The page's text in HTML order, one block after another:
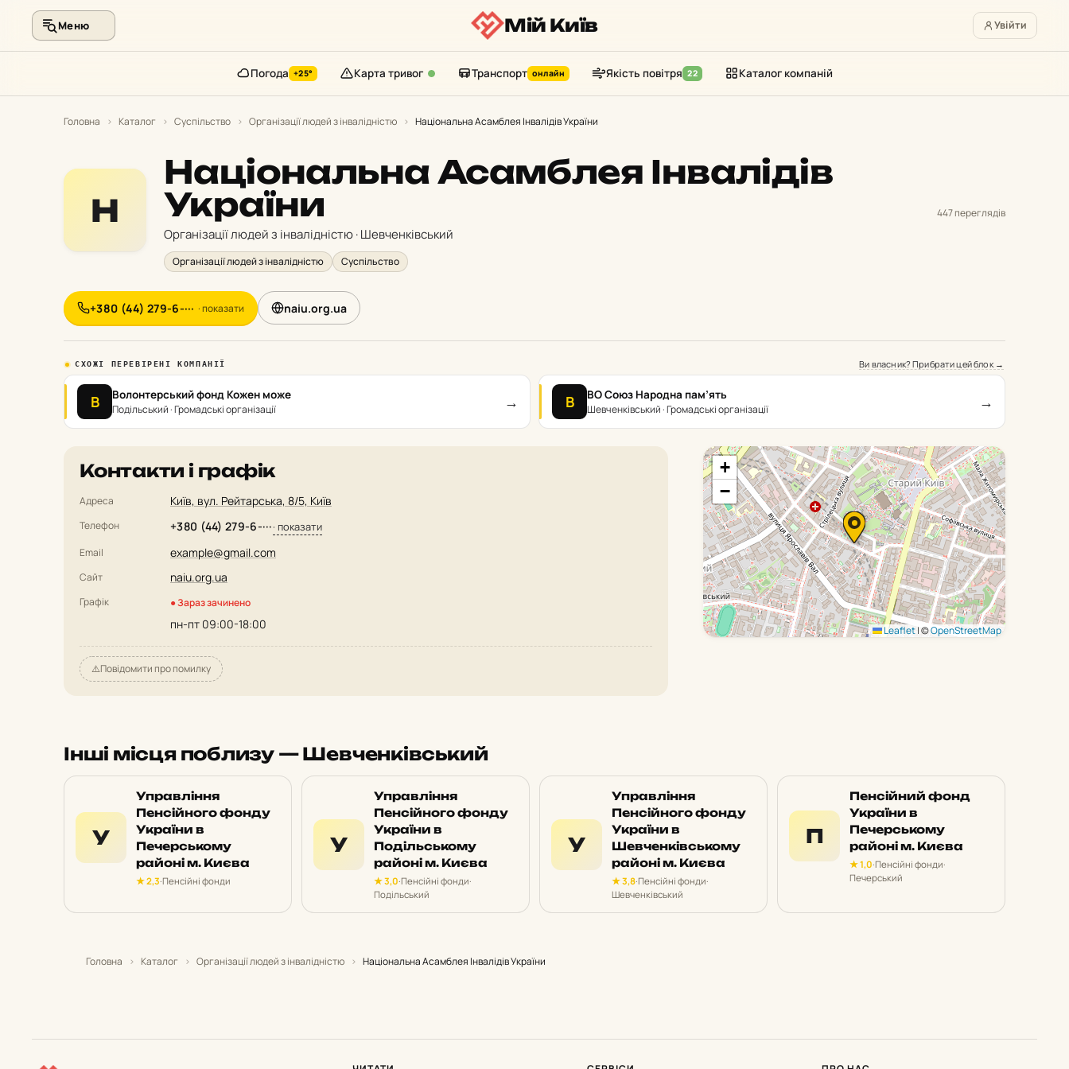
Меню Мій Київ Увійти
Погода +25° Карта тривог Транспорт онлайн Якість повітря 22 Каталог компаній
Головна › Каталог › Суспільство › Організації людей з інвалідністю › Національна Асамблея Інвалідів України
Н
Національна Асамблея Інвалідів
України
Організації людей з інвалідністю · Шевченківський
Організації людей з інвалідністю Суспільство
447 переглядів
+380 (44) 279-6-··· · показати naiu.org.ua
СХОЖІ ПЕРЕВІРЕНІ КОМПАНІЇ Ви власник? Прибрати цей блок →
В Волонтерський фонд Кожен може
Подільський · Громадські організації → В ВО Союз Народна пам’ять
Шевченківський · Громадські організації →
Контакти і графік
Адреса Київ, вул. Рейтарська, 8/5, Київ
Телефон +380 (44) 279-6-···· показати
Email example@gmail.com
Сайт naiu.org.ua
Графік ● Зараз зачинено
пн-пт 09:00-18:00
⚠️Повідомити про помилку
+
−
Leaflet|©OpenStreetMap
Інші місця поблизу — Шевченківський
У
Управління
Пенсійного фонду
України в
Печерському
районі м. Києва
★ 2,3·Пенсійні фонди
У
Управління
Пенсійного фонду
України в
Подільському
районі м. Києва
★ 3,0·Пенсійні фонди·
Подільський
У
Управління
Пенсійного фонду
України в
Шевченківському
районі м. Києва
★ 3,8·Пенсійні фонди·
Шевченківський
П
Пенсійний фонд
України в
Печерському
районі м. Києва
★ 1,0·Пенсійні фонди·
Печерський
Головна › Каталог › Організації людей з інвалідністю › Національна Асамблея Інвалідів України